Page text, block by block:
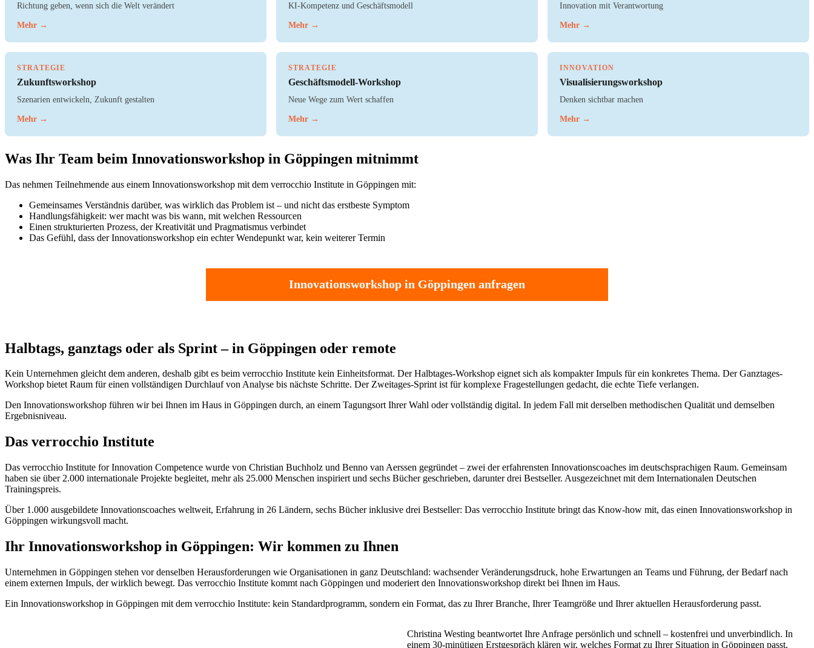
Richtung geben, wenn sich die Welt verändert
Mehr →
KI-Kompetenz und Geschäftsmodell
Mehr →
Innovation mit Verantwortung
Mehr →
STRATEGIE
Zukunftsworkshop
Szenarien entwickeln, Zukunft gestalten
Mehr →
STRATEGIE
Geschäftsmodell-Workshop
Neue Wege zum Wert schaffen
Mehr →
INNOVATION
Visualisierungsworkshop
Denken sichtbar machen
Mehr →
Was Ihr Team beim Innovationsworkshop in Göppingen mitnimmt
Das nehmen Teilnehmende aus einem Innovationsworkshop mit dem verrocchio Institute in Göppingen mit:
Gemeinsames Verständnis darüber, was wirklich das Problem ist – und nicht das erstbeste Symptom
Handlungsfähigkeit: wer macht was bis wann, mit welchen Ressourcen
Einen strukturierten Prozess, der Kreativität und Pragmatismus verbindet
Das Gefühl, dass der Innovationsworkshop ein echter Wendepunkt war, kein weiterer Termin
Innovationsworkshop in Göppingen anfragen
Halbtags, ganztags oder als Sprint – in Göppingen oder remote
Kein Unternehmen gleicht dem anderen, deshalb gibt es beim verrocchio Institute kein Einheitsformat. Der Halbtages-Workshop eignet sich als kompakter Impuls für ein konkretes Thema. Der Ganztages-
Workshop bietet Raum für einen vollständigen Durchlauf von Analyse bis nächste Schritte. Der Zweitages-Sprint ist für komplexe Fragestellungen gedacht, die echte Tiefe verlangen.
Den Innovationsworkshop führen wir bei Ihnen im Haus in Göppingen durch, an einem Tagungsort Ihrer Wahl oder vollständig digital. In jedem Fall mit derselben methodischen Qualität und demselben
Ergebnisniveau.
Das verrocchio Institute
Das verrocchio Institute for Innovation Competence wurde von Christian Buchholz und Benno van Aerssen gegründet – zwei der erfahrensten Innovationscoaches im deutschsprachigen Raum. Gemeinsam
haben sie über 2.000 internationale Projekte begleitet, mehr als 25.000 Menschen inspiriert und sechs Bücher geschrieben, darunter drei Bestseller. Ausgezeichnet mit dem Internationalen Deutschen
Trainingspreis.
Über 1.000 ausgebildete Innovationscoaches weltweit, Erfahrung in 26 Ländern, sechs Bücher inklusive drei Bestseller: Das verrocchio Institute bringt das Know-how mit, das einen Innovationsworkshop in
Göppingen wirkungsvoll macht.
Ihr Innovationsworkshop in Göppingen: Wir kommen zu Ihnen
Unternehmen in Göppingen stehen vor denselben Herausforderungen wie Organisationen in ganz Deutschland: wachsender Veränderungsdruck, hohe Erwartungen an Teams und Führung, der Bedarf nach
einem externen Impuls, der wirklich bewegt. Das verrocchio Institute kommt nach Göppingen und moderiert den Innovationsworkshop direkt bei Ihnen im Haus.
Ein Innovationsworkshop in Göppingen mit dem verrocchio Institute: kein Standardprogramm, sondern ein Format, das zu Ihrer Branche, Ihrer Teamgröße und Ihrer aktuellen Herausforderung passt.
Christina Westing beantwortet Ihre Anfrage persönlich und schnell – kostenfrei und unverbindlich. In
einem 30-minütigen Erstgespräch klären wir, welches Format zu Ihrer Situation in Göppingen passt.